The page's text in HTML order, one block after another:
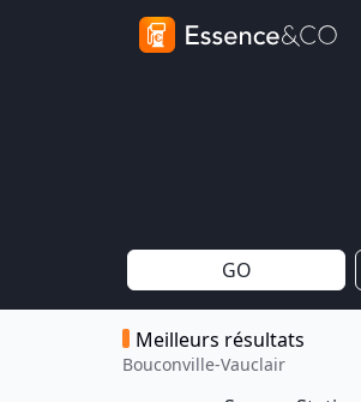
GO
Meilleurs résultats
Bouconville-Vauclair